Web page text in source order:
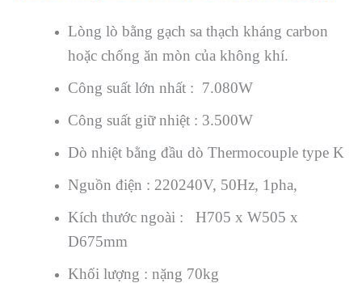
Lòng lò bằng gạch sa thạch kháng carbon
hoặc chống ăn mòn của không khí.
Công suất lớn nhất : 7.080W
Công suất giữ nhiệt : 3.500W
Dò nhiệt bằng đầu dò Thermocouple type K
Nguồn điện : 220240V, 50Hz, 1pha,
Kích thước ngoài : H705 x W505 x
D675mm
Khối lượng : nặng 70kg